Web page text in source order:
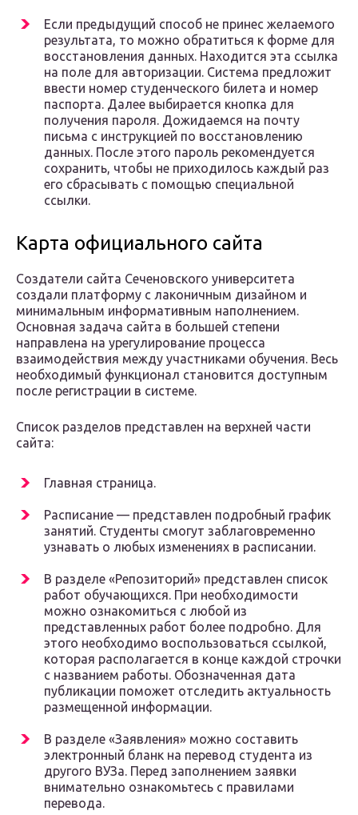
Если предыдущий способ не принес желаемого
результата, то можно обратиться к форме для
восстановления данных. Находится эта ссылка
на поле для авторизации. Система предложит
ввести номер студенческого билета и номер
паспорта. Далее выбирается кнопка для
получения пароля. Дожидаемся на почту
письма с инструкцией по восстановлению
данных. После этого пароль рекомендуется
сохранить, чтобы не приходилось каждый раз
его сбрасывать с помощью специальной
ссылки.
Карта официального сайта
Создатели сайта Сеченовского университета
создали платформу с лаконичным дизайном и
минимальным информативным наполнением.
Основная задача сайта в большей степени
направлена на урегулирование процесса
взаимодействия между участниками обучения. Весь
необходимый функционал становится доступным
после регистрации в системе.
Список разделов представлен на верхней части
сайта:
Главная страница.
Расписание — представлен подробный график
занятий. Студенты смогут заблаговременно
узнавать о любых изменениях в расписании.
В разделе «Репозиторий» представлен список
работ обучающихся. При необходимости
можно ознакомиться с любой из
представленных работ более подробно. Для
этого необходимо воспользоваться ссылкой,
которая располагается в конце каждой строчки
с названием работы. Обозначенная дата
публикации поможет отследить актуальность
размещенной информации.
В разделе «Заявления» можно составить
электронный бланк на перевод студента из
другого ВУЗа. Перед заполнением заявки
внимательно ознакомьтесь с правилами
перевода.